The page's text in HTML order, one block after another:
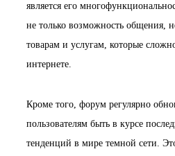
является его
не только возможность общения,
товарам и услугам, которые
интернете.
Кроме того, форум регулярно
пользователям быть в курсе
тенденций в мире темной сети.